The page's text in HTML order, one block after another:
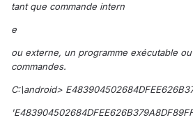
tant que commande intern
e
ou externe, un programme exécutable
commandes.
C:\android>